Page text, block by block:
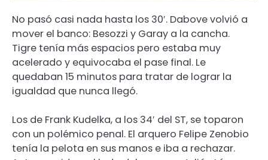
No pasó casi nada hasta los 30′. Dabove volvió a
mover el banco: Besozzi y Garay a la cancha.
Tigre tenía más espacios pero estaba muy
acelerado y equivocaba el pase final. Le
quedaban 15 minutos para tratar de lograr la
igualdad que nunca llegó.
Los de Frank Kudelka, a los 34′ del ST, se toparon
con un polémico penal. El arquero Felipe Zenobio
tenía la pelota en sus manos e iba a rechazar.